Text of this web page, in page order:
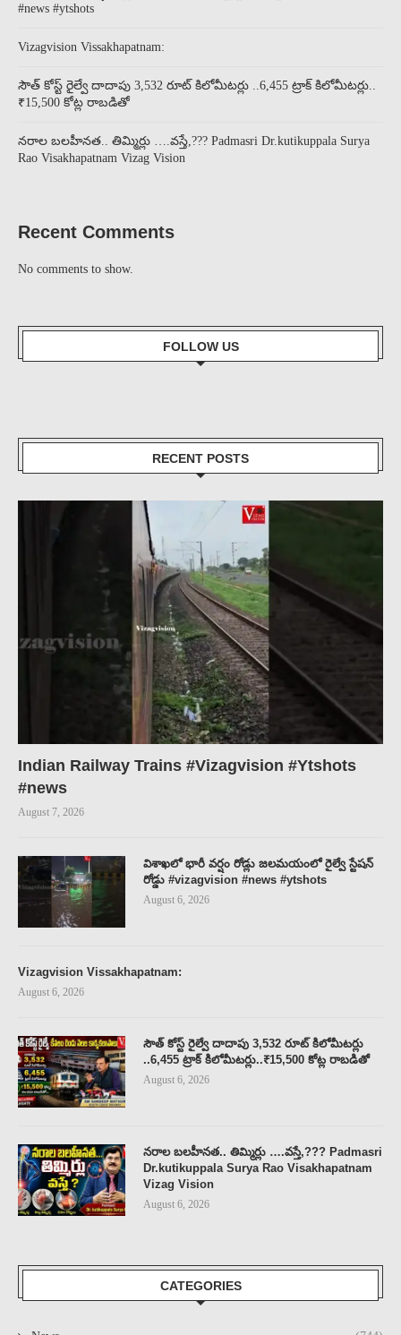
#news #ytshots
Vizagvision Vissakhapatnam:
సౌత్ కోస్ట్ రైల్వే దాదాపు 3,532 రూట్ కిలోమీటర్లు ..6,455 ట్రాక్ కిలోమీటర్లు..
₹15,500 కోట్ల రాబడితో
నరాల బలహీనత.. తిమ్మిర్లు ….వస్తే,??? Padmasri Dr.kutikuppala Surya
Rao Visakhapatnam Vizag Vision
Recent Comments
No comments to show.
FOLLOW US
RECENT POSTS
Indian Railway Trains #Vizagvision #Ytshots
#news
August 7, 2026
విశాఖలో భారీ వర్షం రోడ్లు జలమయంలో రైల్వే స్టేషన్
రోడ్డు #vizagvision #news #ytshots
August 6, 2026
Vizagvision Vissakhapatnam:
August 6, 2026
సౌత్ కోస్ట్ రైల్వే దాదాపు 3,532 రూట్ కిలోమీటర్లు
..6,455 ట్రాక్ కిలోమీటర్లు..₹15,500 కోట్ల రాబడితో
August 6, 2026
నరాల బలహీనత.. తిమ్మిర్లు ….వస్తే,??? Padmasri
Dr.kutikuppala Surya Rao Visakhapatnam
Vizag Vision
August 6, 2026
CATEGORIES